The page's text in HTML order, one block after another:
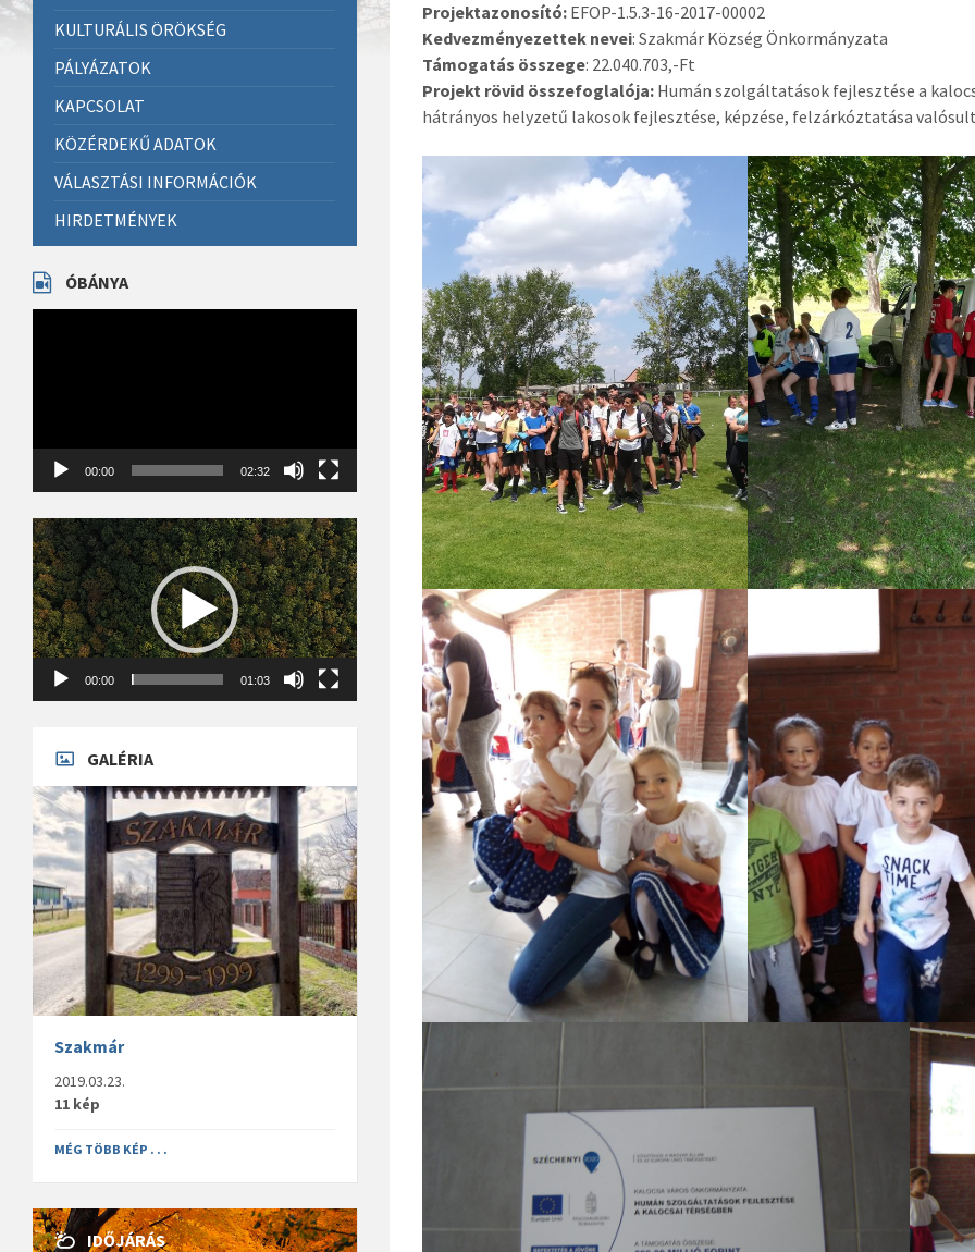
Projektazonosító: EFOP-1.5.3-16-2017-00002
Kedvezményezettek nevei: Szakmár Község Önkormányzata
Támogatás összege: 22.040.703,-Ft
Projekt rövid összefoglalója: Humán szolgáltatások fejlesztése a
hátrányos helyzetű lakosok fejlesztése, képzése, felzárkóztatása
KULTURÁLIS ÖRÖKSÉG
PÁLYÁZATOK
KAPCSOLAT
KÖZÉRDEKŰ ADATOK
VÁLASZTÁSI INFORMÁCIÓK
HIRDETMÉNYEK
ÓBÁNYA
00:00 02:32
Videólejátszó
00:00 01:03
GALÉRIA
Szakmár
2019.03.23.
11 kép
MÉG TÖBB KÉP . . .
IDŐJÁRÁS